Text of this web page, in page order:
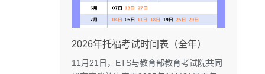
2026年托福考试时间表（全年）
11月21日，ETS与教育部教育考试院共同